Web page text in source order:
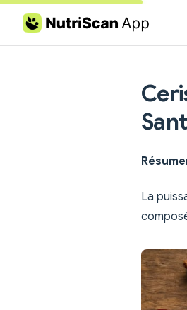
Skip to content
La